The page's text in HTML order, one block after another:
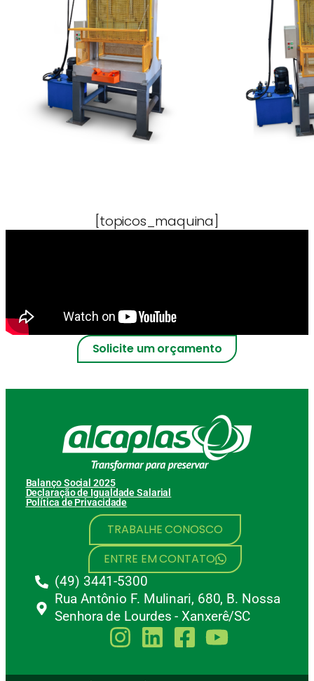
[topicos_maquina]
Solicite um orçamento
Balanço Social 2025
Declaração de Igualdade Salarial
Política de Privacidade
TRABALHE CONOSCO
ENTRE EM CONTATO
(49) 3441-5300
Rua Antônio F. Mulinari, 680, B. Nossa
Senhora de Lourdes - Xanxerê/SC